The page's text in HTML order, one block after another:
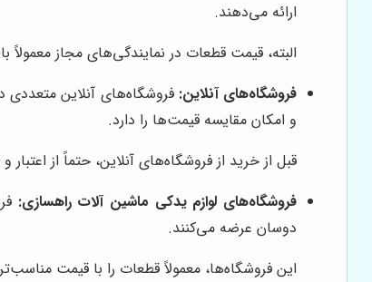
ارائه می‌دهند.
البته، قیمت قطعات در نمایندگی‌های مجاز معمولاً
فروشگاه‌های آنلاین: فروشگاه‌های آنلاین متعددی
و امکان مقایسه قیمت‌ها را دارد.
قبل از خرید از فروشگاه‌های آنلاین، حتماً از
فروشگاه‌های لوازم یدکی ماشین آلات راهسازی:
دوسان عرضه می‌کنند.
این فروشگاه‌ها، معمولاً قطعات را با قیمت